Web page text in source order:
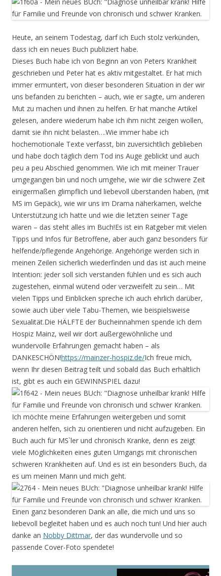
Heute, an seinem Todestag, darf ich Euch stolz verkünden,
dass ich ein neues Buch publiziert habe.
Dieses Buch habe ich von Beginn an von Peters Krankheit
geschrieben und Peter hat es aktiv mitgestaltet. Er hat mich
immer ermuntert, von dieser besonderen Situation in der wir
uns befanden zu berichten – auch, wie er sagte, um anderen
Mut zu machen und ihnen zu helfen. Er hat manche Artikel
gelesen, andere wiederum habe ich ihm nicht zeigen wollen,
damit sie ihn nicht belasten….Wie immer habe ich
hochemotionale Texte verfasst, bin zuversichtlich geblieben
und habe doch täglich dem Tod ins Auge geblickt und auch
peu a peu Abschied genommen. Wie ich mit meiner Trauer
umgegangen bin und noch umgehe, wie wir die schwere Zeit
einigermaßen glimpflich und liebevoll überstanden haben, (mit
MS im Gepäck), wie wir uns im Drama näherkamen, welche
Unterstützung ich hatte und wie die letzten seiner Tage
waren – das steht alles im Buch!Es ist ein Ratgeber mit vielen
Tipps und Infos für Betroffene, aber auch ganz besonders für
helfende/pflegende Angehörige. Angehörige werden sich in
meinen Zeilen sicherlich wiederfinden und das ist auch meine
Intention: jeder soll sich verstanden fühlen und es sich auch
zugestehen, einmal wütend oder verzweifelt zu sein… Mit
vielen Tipps und Einblicken spreche ich auch ehrlich darüber,
sowie auch über viele Tabu-Themen, wie beispielsweise
Sexualität.Die HÄLFTE der Bucheinnahmen spende ich dem
Hospiz Mainz, weil wir dort außergewöhnliche und
wundervolle Erfahrungen gemacht haben – als
DANKESCHÖN!https://mainzer-hospiz.de/Ich freue mich,
wenn Ihr diesen Beitrag teilt und sobald das Buch erhältlich
ist, gibt es auch ein GEWINNSPIEL dazu!
Ich möchte meine Erfahrungen weitergeben und somit
anderen helfen, sich zu orientieren und nicht aufzugeben. Ein
Buch auch für MS`ler und chronisch Kranke, denn es zeigt
viele Möglichkeiten eines guten Umgangs mit chronischen
schweren Krankheiten auf. Und es ist ein besonders Buch, da
es um meinen Mann und mich geht.
Einen ganz besonderen Dank an alle, die mich und uns so
liebevoll begleitet haben und es auch noch tun! Und hier auch
danke an Nobby Dittmar, der das wundervolle und so
passende Cover-Foto spendete!